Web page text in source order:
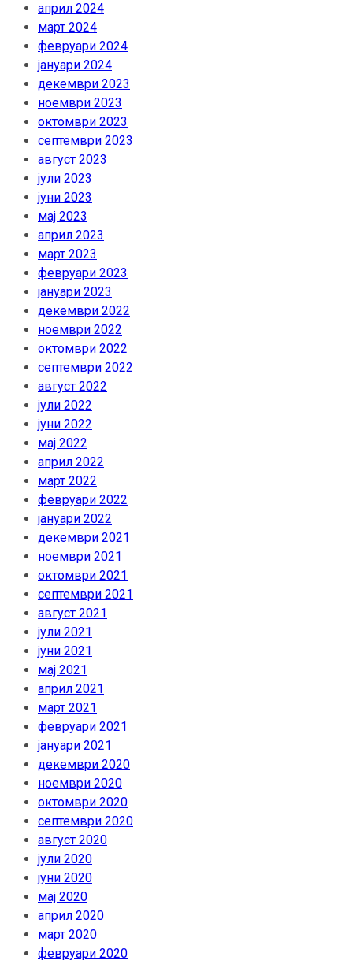
април 2024
март 2024
февруари 2024
јануари 2024
декември 2023
ноември 2023
октомври 2023
септември 2023
август 2023
јули 2023
јуни 2023
мај 2023
април 2023
март 2023
февруари 2023
јануари 2023
декември 2022
ноември 2022
октомври 2022
септември 2022
август 2022
јули 2022
јуни 2022
мај 2022
април 2022
март 2022
февруари 2022
јануари 2022
декември 2021
ноември 2021
октомври 2021
септември 2021
август 2021
јули 2021
јуни 2021
мај 2021
април 2021
март 2021
февруари 2021
јануари 2021
декември 2020
ноември 2020
октомври 2020
септември 2020
август 2020
јули 2020
јуни 2020
мај 2020
април 2020
март 2020
февруари 2020